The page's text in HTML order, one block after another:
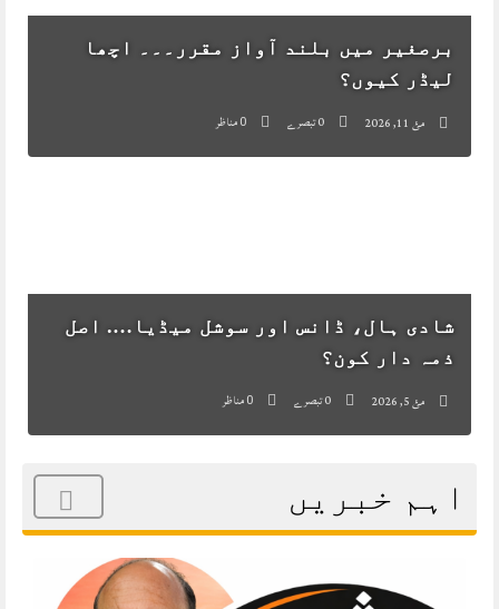
برصغیر میں بلند آواز مقرر۔۔۔ اچھا
لیڈر کیوں؟
مئ 11, 2026
0 تبصرے 0 مناظر
شادی ہال، ڈانس اور سوشل میڈیا…. اصل
ذمہ دار کون؟
مئ 5, 2026
0 تبصرے 0 مناظر
اہم خبریں